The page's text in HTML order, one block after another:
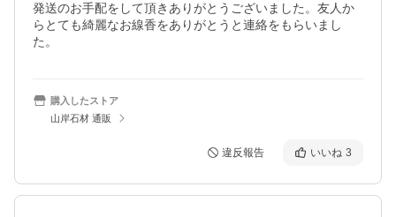
発送のお手配をして頂きありがとうございました。友人か
らとても綺麗なお線香をありがとうと連絡をもらいまし
た。
購入したストア
山岸石材 通販
違反報告 いいね 3